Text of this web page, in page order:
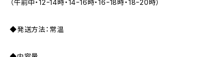
（午前中・12ｰ14時・14ｰ16時・16ｰ18時・18ｰ20時）
◆発送方法：常温